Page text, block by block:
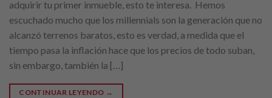
adquirir tu primer inmueble, esto te interesa. Hemos
escuchado mucho que los millennials son la generación que no
alcanzó terrenos baratos, esto es verdad, a medida que el
tiempo pasa la inflación hace que los precios de todo suban,
sin embargo, también la […]
CONTINUAR LEYENDO →